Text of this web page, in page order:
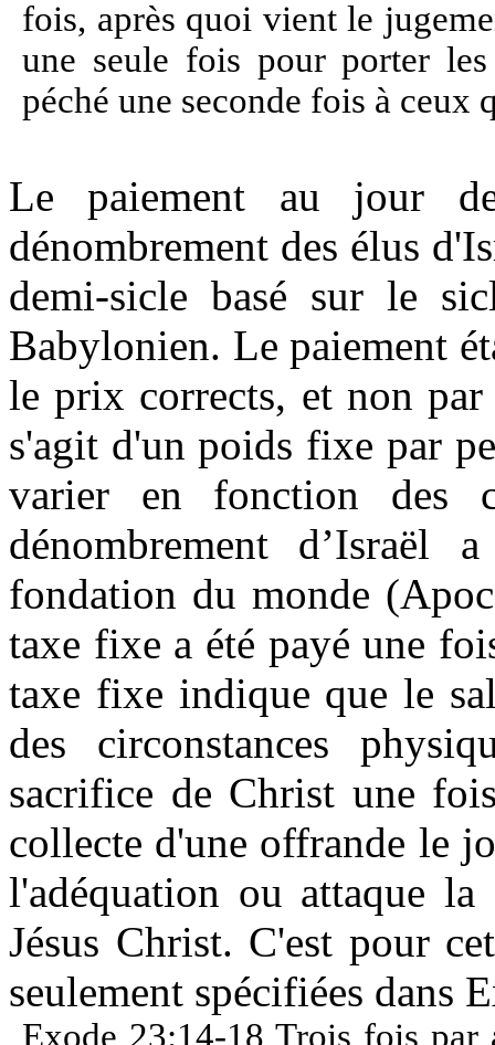
fois, après quoi vient le
une seule fois pour porter les
péché une seconde fois à
Le paiement au jour
dénombrement des élus
demi-sicle basé sur le
Babylonien. Le paiement
le prix corrects, et non
s'agit d'un poids fixe par
varier en fonction des
dénombrement
fondation du monde
taxe fixe a été payé une
taxe fixe indique que le
des circonstances
sacrifice de Christ une
collecte d'une offrande le
l'adéquation ou attaque
Jésus Christ. C'est pour
seulement spécifiées dans
Exode 23:14-18 Trois fois par